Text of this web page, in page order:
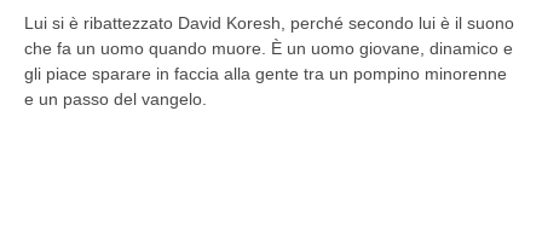
Lui si è ribattezzato David Koresh, perché secondo lui è il suono
che fa un uomo quando muore. È un uomo giovane, dinamico e
gli piace sparare in faccia alla gente tra un pompino minorenne
e un passo del vangelo.